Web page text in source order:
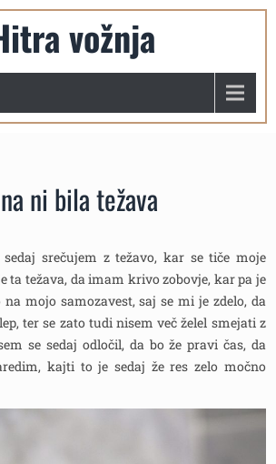
vožnja
ni bila težava
srečujem z težavo, kar se tiče moje
ta težava, da imam krivo zobovje, kar pa je
mojo samozavest, saj se mi je zdelo, da
ter se zato tudi nisem več želel smejati z
se sedaj odločil, da bo že pravi čas, da
kajti to je sedaj že res zelo močno